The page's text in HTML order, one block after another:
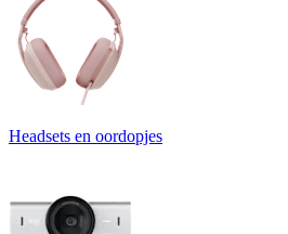
Headsets en oordopjes